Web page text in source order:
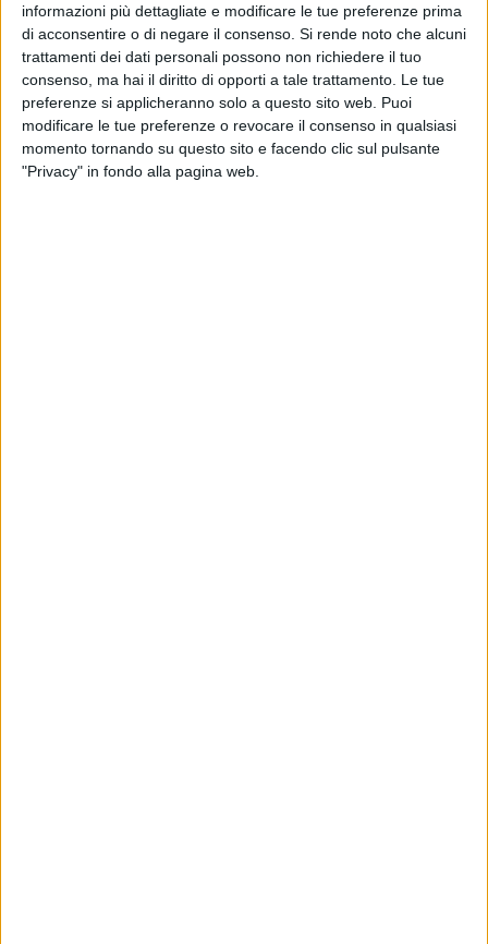
informazioni più dettagliate e modificare le tue preferenze prima
di acconsentire o di negare il consenso. Si rende noto che alcuni
trattamenti dei dati personali possono non richiedere il tuo
consenso, ma hai il diritto di opporti a tale trattamento. Le tue
preferenze si applicheranno solo a questo sito web. Puoi
modificare le tue preferenze o revocare il consenso in qualsiasi
momento tornando su questo sito e facendo clic sul pulsante
"Privacy" in fondo alla pagina web.
BARLETTA - 8 AGOSTO 2013
Bagni pubblici al cimitero, tra inciviltà e
abbandono
PUGLIA - 8 AGOSTO 2013
Prosegue l'allerta caldo: le precauzioni della
Protezione Civile